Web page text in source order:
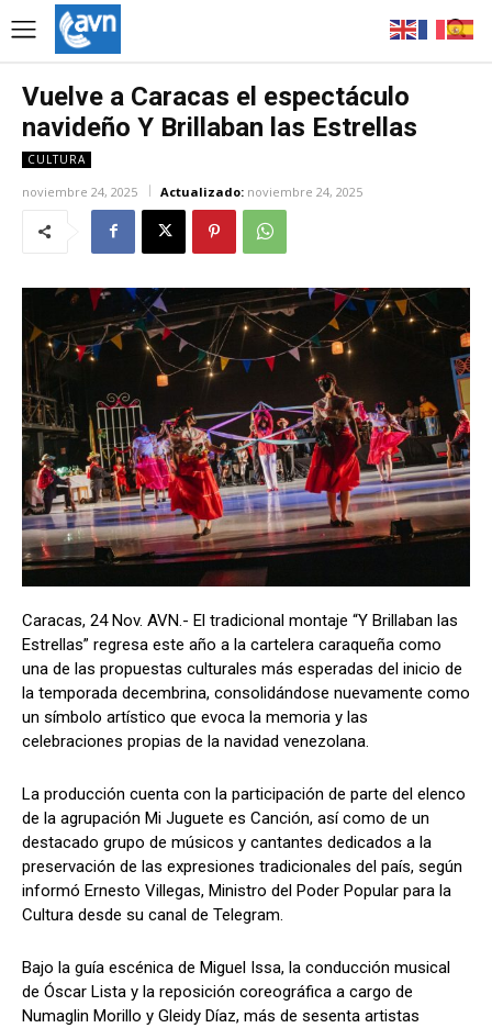
Vuelve a Caracas el espectáculo
navideño Y Brillaban las Estrellas
CULTURA
noviembre 24, 2025 Actualizado: noviembre 24, 2025
Caracas, 24 Nov. AVN.- El tradicional montaje “Y Brillaban las
Estrellas” regresa este año a la cartelera caraqueña como
una de las propuestas culturales más esperadas del inicio de
la temporada decembrina, consolidándose nuevamente como
un símbolo artístico que evoca la memoria y las
celebraciones propias de la navidad venezolana.
La producción cuenta con la participación de parte del elenco
de la agrupación Mi Juguete es Canción, así como de un
destacado grupo de músicos y cantantes dedicados a la
preservación de las expresiones tradicionales del país, según
informó Ernesto Villegas, Ministro del Poder Popular para la
Cultura desde su canal de Telegram.
Bajo la guía escénica de Miguel Issa, la conducción musical
de Óscar Lista y la reposición coreográfica a cargo de
Numaglin Morillo y Gleidy Díaz, más de sesenta artistas